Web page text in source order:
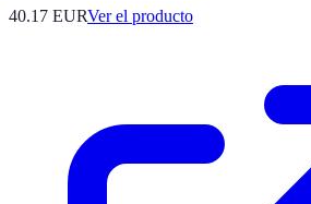
40.17 EURVer el producto